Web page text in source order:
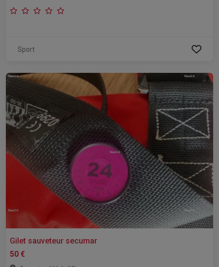
Sport
Gilet sauveteur secumar
50 €